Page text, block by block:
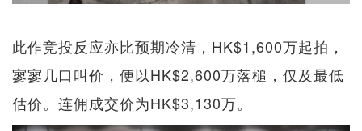
此作竞投反应亦比预期冷清，HK$1,600万起拍，
寥寥几口叫价，便以HK$2,600万落槌，仅及最低
估价。连佣成交价为HK$3,130万。